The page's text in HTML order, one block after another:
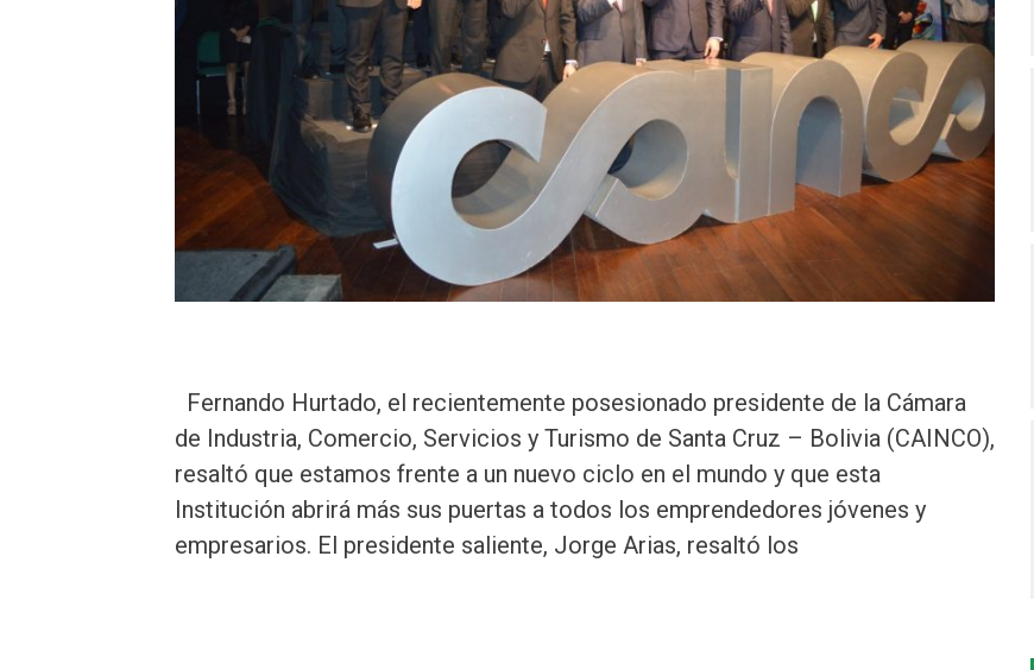
Fernando Hurtado, el recientemente posesionado presidente de la Cámara
de Industria, Comercio, Servicios y Turismo de Santa Cruz – Bolivia (CAINCO),
resaltó que estamos frente a un nuevo ciclo en el mundo y que esta
Institución abrirá más sus puertas a todos los emprendedores jóvenes y
empresarios. El presidente saliente, Jorge Arias, resaltó los